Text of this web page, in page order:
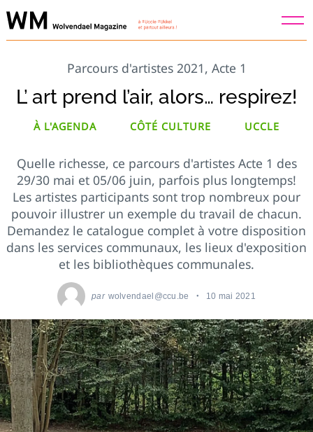
Skip
to
Parcours d'artistes 2021, Acte 1
L’ art prend l’air, alors… respirez!
À L'AGENDA CÔTÉ CULTURE UCCLE
Quelle richesse, ce parcours d'artistes Acte 1 des
29/30 mai et 05/06 juin, parfois plus longtemps!
Les artistes participants sont trop nombreux pour
pouvoir illustrer un exemple du travail de chacun.
Demandez le catalogue complet à votre disposition
dans les services communaux, les lieux d'exposition
et les bibliothèques communales.
par wolvendael@ccu.be 10 mai 2021